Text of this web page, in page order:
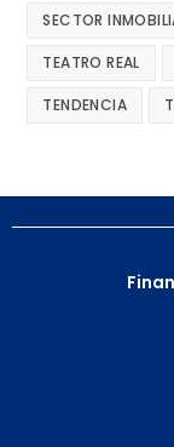
SECTOR
TEATRO REAL
TENDENCIA